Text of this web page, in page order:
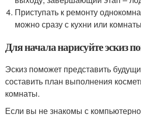
Приступать к ремонту
можно сразу с кухни или
Для начала нарисуйте эскиз
Эскиз поможет представить
составить план выполнения
комнаты.
Если вы не знакомы с